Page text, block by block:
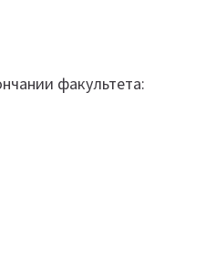
факультета: